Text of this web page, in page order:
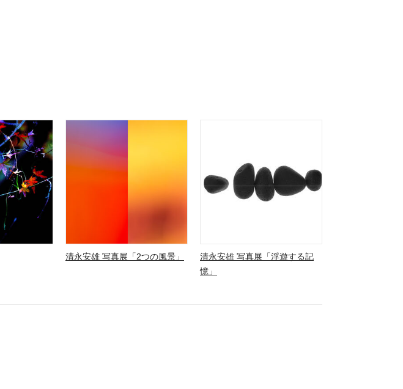
清永安雄 写真展「2つの風景」
清永安雄 写真展「浮遊する記
憶」